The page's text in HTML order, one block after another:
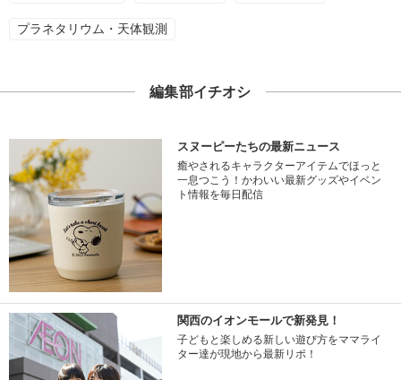
プラネタリウム・天体観測
編集部イチオシ
スヌーピーたちの最新ニュース
癒やされるキャラクターアイテムでほっと
一息つこう！かわいい最新グッズやイベン
ト情報を毎日配信
関西のイオンモールで新発見！
子どもと楽しめる新しい遊び方をママライ
ター達が現地から最新リポ！